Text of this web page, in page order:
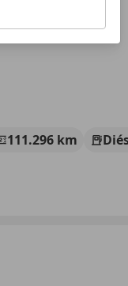
111.296 km